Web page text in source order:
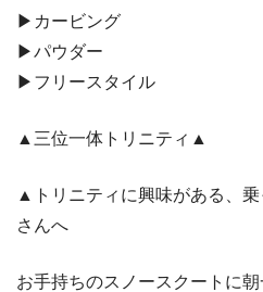
▶︎カービング
▶︎パウダー
▶︎フリースタイル
▲三位一体トリニティ▲
▲トリニティに興味がある、
さんへ
お手持ちのスノースクートに